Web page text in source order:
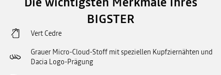
BIGSTER
Vert Cedre
Grauer Micro-Cloud-Stoff mit speziellen Kupfziernähten und
Dacia Logo-Prägung